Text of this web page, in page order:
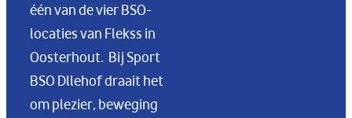
één van de vier BSO-
locaties van Flekss in
Oosterhout. Bij Sport
BSO Dllehof draait het
om plezier, beweging